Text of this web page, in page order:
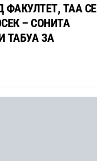
ТАА СЕ
– СОНИТА
ТАБУА ЗА